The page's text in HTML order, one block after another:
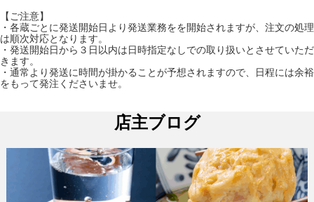
【ご注意】
・各蔵ごとに発送開始日より発送業務をを開始されますが、注文の処理
は順次対応となります。
・発送開始日から３日以内は日時指定なしでの取り扱いとさせていただ
きます。
・通常より発送に時間が掛かることが予想されますので、日程には余裕
をもって発注くださいませ。